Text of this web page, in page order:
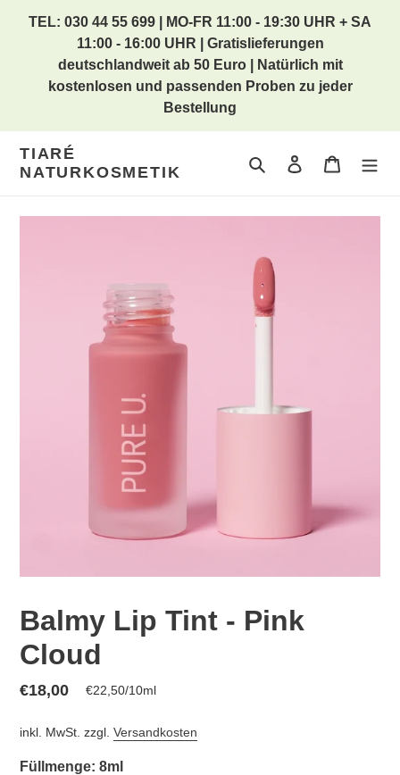
TEL: 030 44 55 699 | MO-FR 11:00 - 19:30 UHR + SA
11:00 - 16:00 UHR | Gratislieferungen
deutschlandweit ab 50 Euro | Natürlich mit
kostenlosen und passenden Proben zu jeder
Bestellung
TIARÉ
NATURKOSMETIK
Suchen Einloggen
Balmy Lip Tint - Pink
Cloud
Normaler
€18,00 Einzelpreis
€22,50/pro
10ml
inkl. MwSt. zzgl. Versandkosten
Füllmenge: 8ml